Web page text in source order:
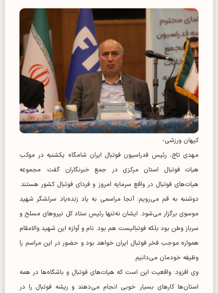
کیهان ورزشی-
مهدی تاج، رئیس فدراسیون فوتبال ایران شامگاه یکشنبه در موکب
هیات فوتبال استان مرکزی در جمع خبرنگاران گفت: مجموعه
هیات‌های فوتبال در واقع سرمایه امروز و فردای فوتبال کشور هستند.
دوشنبه به قم می‌رویم؛ آنجا مراسمی به یاد زنده‌یاد سرلشگر شهید
موسوی برگزار می‌شود. ایشان نه‌تنها رئیس ستاد کل نیرو‌های مسلح و
سرباز وطن بود بلکه فوتبالیست هم بود. نام و آوازه این شهید والامقام
همواره موجب فخر فوتبال ایران خواهد بود و حضور در این مراسم را
وظیفه خودمان می‌دانیم.
وی افزود: واقعیت این است که هیات‌های فوتبال و باشگاه‌ها در همه
استان‌ها کار‌های بسیار خوبی انجام می‌دهند و ریشه فوتبال را در